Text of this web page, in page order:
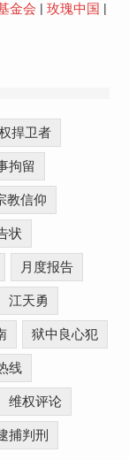
金会 玫瑰中国
捍卫者
拘留
教信仰
状
月度报告
江天勇
狱中良心犯
线
维权评论
捕判刑